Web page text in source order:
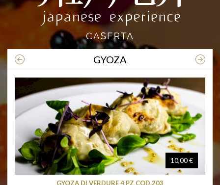
GYOZA
10,00 €
GYOZA DI VERDURE 4 PZ COD.203